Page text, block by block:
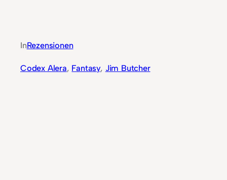
InRezensionen
Codex Alera, Fantasy, Jim Butcher